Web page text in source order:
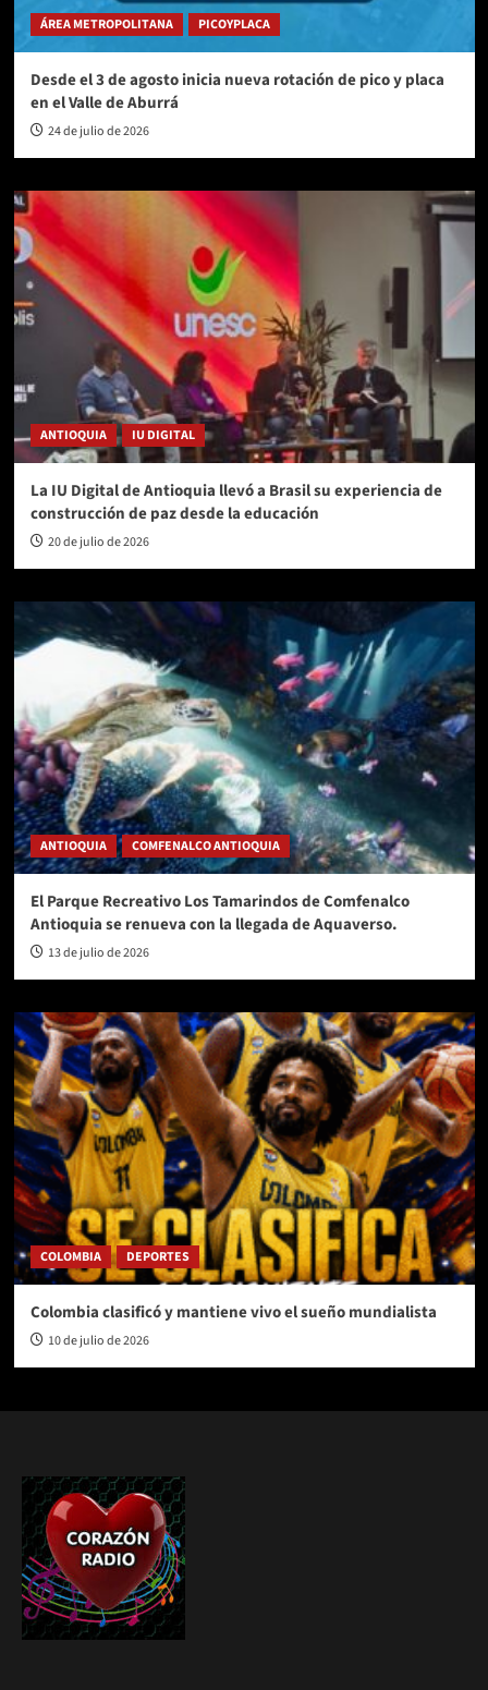
ÁREA METROPOLITANA PICOYPLACA
Desde el 3 de agosto inicia nueva rotación de pico y placa
en el Valle de Aburrá
24 de julio de 2026
ANTIOQUIA IU DIGITAL
La IU Digital de Antioquia llevó a Brasil su experiencia de
construcción de paz desde la educación
20 de julio de 2026
ANTIOQUIA COMFENALCO ANTIOQUIA
El Parque Recreativo Los Tamarindos de Comfenalco
Antioquia se renueva con la llegada de Aquaverso.
13 de julio de 2026
COLOMBIA DEPORTES
Colombia clasificó y mantiene vivo el sueño mundialista
10 de julio de 2026